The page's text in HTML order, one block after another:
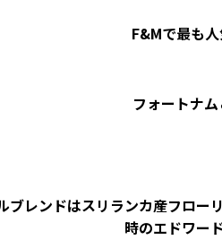
F&Mで最も
フォートナ
ブレンドはスリランカ産フロ
時のエドワー